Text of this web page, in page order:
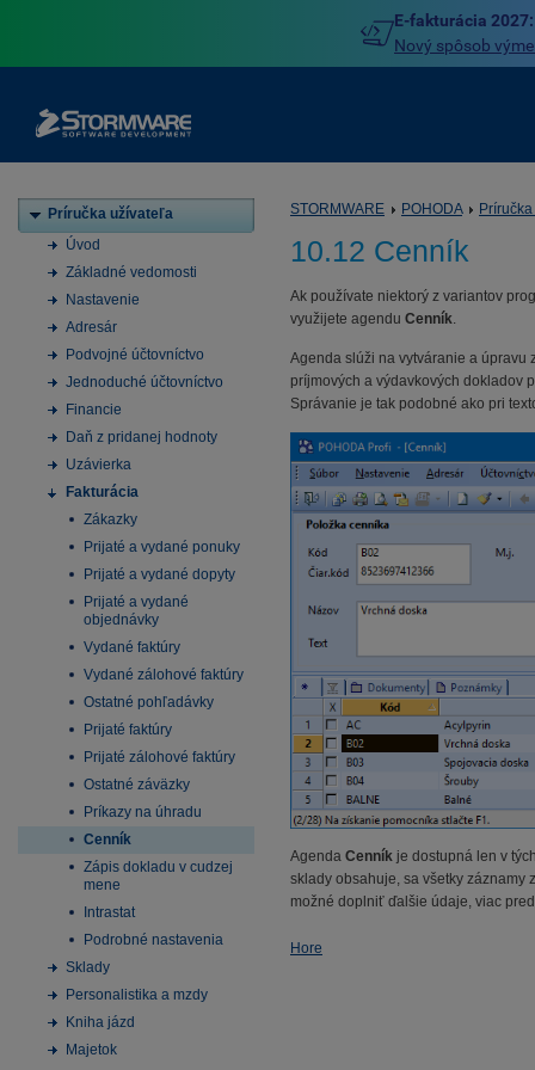
E-fakturácia 2027:
Nový spôsob
Príručka užívateľa
Úvod
Základné vedomosti
Nastavenie
Adresár
Podvojné účtovníctvo
Jednoduché účtovníctvo
Financie
Daň z pridanej hodnoty
Uzávierka
Fakturácia
Zákazky
Prijaté a vydané ponuky
Prijaté a vydané dopyty
Prijaté a vydané
objednávky
Vydané faktúry
Vydané zálohové faktúry
Ostatné pohľadávky
Prijaté faktúry
Prijaté zálohové faktúry
Ostatné záväzky
Príkazy na úhradu
Cenník
Zápis dokladu v cudzej
mene
Intrastat
Podrobné nastavenia
Sklady
Personalistika a mzdy
Kniha jázd
Majetok
STORMWARE POHODA
10.12 Cenník
Ak používate niektorý z variantov
využijete agendu Cenník.
Agenda slúži na vytváranie a úpravu
príjmových a výdavkových dokladov
Správanie je tak podobné ako pri
Agenda Cenník je dostupná len v
sklady obsahuje, sa všetky
možné doplniť ďalšie údaje, viac
Hore